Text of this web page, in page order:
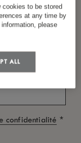
confidentialité *
cookies to be stored
at any time by
information, please
ALL